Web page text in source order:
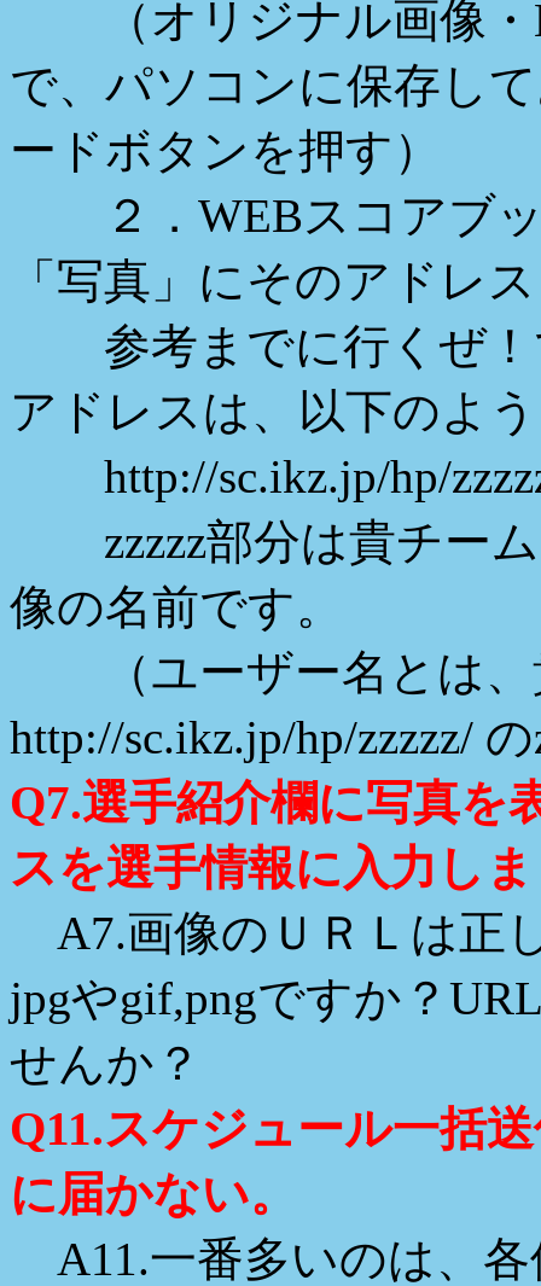
（オリジナル画像・
で、パソコンに保存し
ードボタンを押す）
２．WEBスコアブッ
「写真」にそのアドレ
参考までに行くぜ！
アドレスは、以下のよ
http://sc.ikz.jp/hp/
zzzzz部分は貴チーム
像の名前です。
（ユーザー名とは
http://sc.ikz.jp/hp/zzzzz/
Q7.選手紹介欄に写真を
スを選手情報に入力し
A7.画像のＵＲＬは正
jpgやgif,pngですか？
せんか？
Q11.スケジュール一括
に届かない。
A11.一番多いのは、